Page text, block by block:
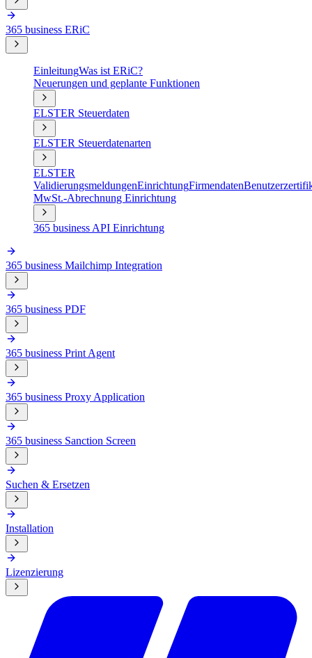
365 business ERiC
EinleitungWas ist ERiC?
Neuerungen und geplante Funktionen
ELSTER Steuerdaten
ELSTER Steuerdatenarten
ELSTER
ValidierungsmeldungenEinrichtungFirmendaten
MwSt.-Abrechnung Einrichtung
365 business API Einrichtung
365 business Mailchimp Integration
365 business PDF
365 business Print Agent
365 business Proxy Application
365 business Sanction Screen
Suchen & Ersetzen
Installation
Lizenzierung